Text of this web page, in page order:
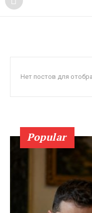
Нет постов для
Popular